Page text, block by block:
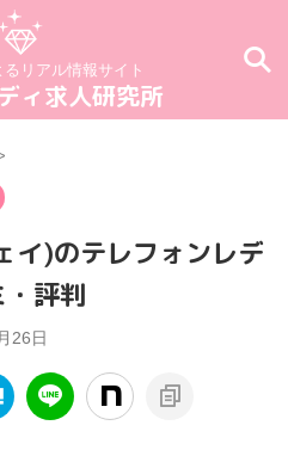
リアル情報サイト
ィ求人研究所
イ)のテレフォンレデ
評判
26日